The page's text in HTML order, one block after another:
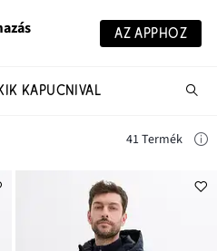
AZ APPHOZ
KAPUCNIVAL
41 Termék